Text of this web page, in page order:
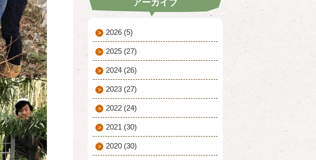
アーカイブ
2026 (5)
2025 (27)
2024 (26)
2023 (27)
2022 (24)
2021 (30)
2020 (30)